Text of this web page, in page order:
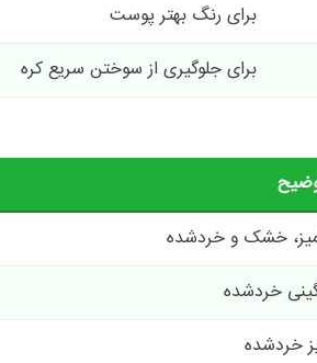
برای رنگ بهتر پوست
برای جلوگیری از سوختن سریع کره
خشک و خردشده
خردشده
خردشده